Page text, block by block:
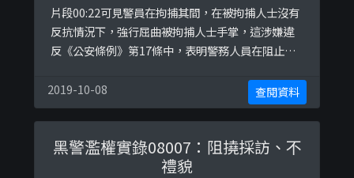
片段00:22可見警員在拘捕其間，在被拘捕人士沒有
反抗情況下，強行屈曲被拘捕人士手掌，這涉嫌違
反《公安條例》第17條中，表明警務人員在阻止公
用「合理所需的武力」。而過份武力對待被拘捕人
士，在沒有合理辨解下，亦可能違反《侵害人身罪
條例》各條。
2019-10-08 查閱資料
黑警濫權實錄08007：阻撓採訪、不
禮貌